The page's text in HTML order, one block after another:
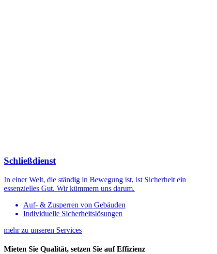
Schließdienst
In einer Welt, die ständig in Bewegung ist, ist Sicherheit ein
essenzielles Gut. Wir kümmern uns darum.
Auf- & Zusperren von Gebäuden
Individuelle Sicherheitslösungen
mehr zu unseren Services
Mieten Sie Qualität, setzen Sie auf Effizienz